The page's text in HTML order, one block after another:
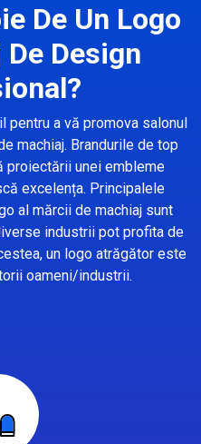
De Un Logo
Design
pentru a vă promova salonul
machiaj. Brandurile de top
proiectării unei embleme
excelența. Principalele
al mărcii de machiaj sunt
industrii pot profita de
un logo atrăgător este
oameni/industrii.